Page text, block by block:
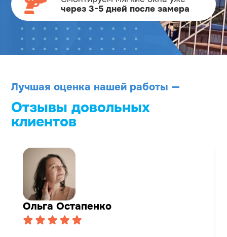
через 3-5 дней после замера
Лучшая оценка нашей работы —
Отзывы довольных
клиентов
Ольга Остапенко